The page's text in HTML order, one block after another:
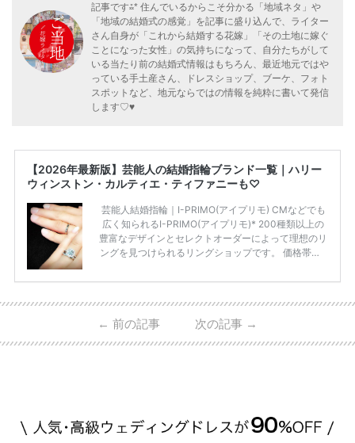
記事です⁂* 住んでいるからこそ分かる「地域ネタ」や
「地域の結婚式の感覚」を記事に盛り込んで、ライター
さん自身が「これから結婚する花嫁」「その土地に嫁ぐ
ことになった女性」の気持ちになって、自分たちがして
いる当たり前の結婚式情報はもちろん、最近地元ではや
っている手土産さん、ドレスショップ、ブーケ、フォト
スポットなど、地元ならではの情報を純粋に書いて発信
します♡♥
【2026年最新版】芸能人の結婚指輪ブランド一覧｜ハリー
ウィンストン・カルティエ・ティファニーも♡
芸能人結婚指輪｜I-PRIMO(アイプリモ) CMなどでも
広く知られるI-PRIMO(アイプリモ)* 200種類以上の
豊富なデザインとセレクトオーダーによって理想のリ
ングを見つけられるリングショップです。 価格帯は2
入が可能♩ コスパ的にも20代の若い夫婦に人気のよ
ビ 系 にて10月5日22時～スタートする水曜ドラマ『
#ファーストペンギン! 』で山藤 そよ役を演じます💁🏻‍♀️
← 前の記事 次の記事 →